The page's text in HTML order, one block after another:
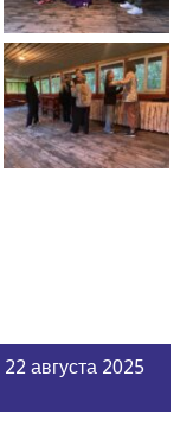
августа 2025